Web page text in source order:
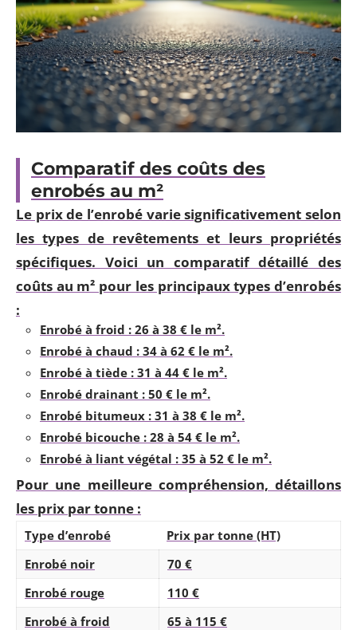
Comparatif des coûts des
enrobés au m²
Le prix de l’enrobé varie significativement selon
les types de revêtements et leurs propriétés
spécifiques. Voici un comparatif détaillé des
coûts au m² pour les principaux types d’enrobés
:
Enrobé à froid : 26 à 38 € le m².
Enrobé à chaud : 34 à 62 € le m².
Enrobé à tiède : 31 à 44 € le m².
Enrobé drainant : 50 € le m².
Enrobé bitumeux : 31 à 38 € le m².
Enrobé bicouche : 28 à 54 € le m².
Enrobé à liant végétal : 35 à 52 € le m².
Pour une meilleure compréhension, détaillons
les prix par tonne :
Type d’enrobé
Prix par tonne (HT)
Enrobé noir
70 €
Enrobé rouge
110 €
Enrobé à froid
65 à 115 €